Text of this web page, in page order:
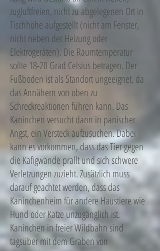
zugluftfreien, nicht zu abgelegenen Ort in
Tischhöhe aufgestellt (nicht am Fenster,
nicht neben der Heizung oder
Elektrogeräten). Die Raumtemperatur
sollte 18-20 Grad Celsius betragen. Der
Fußboden ist als Standort ungeeignet, da
das Annähern von oben zu
Schreckreaktionen führen kann. Das
Kaninchen versucht dann in panischer
Angst, ein Versteck aufzusuchen. Dabei
kann es vorkommen, dass das Tier gegen
die Käfigwände prallt und sich schwere
Verletzungen zuzieht. Zusätzlich muss
darauf geachtet werden, dass das
Kaninchenheim für andere Haustiere wie
Hund oder Katze unzugänglich ist.
Kaninchen in freier Wildbahn sind
tagsüber mit dem Graben von